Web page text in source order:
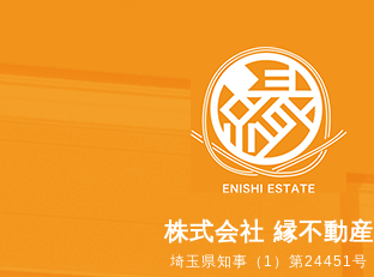
株式会社 縁不動産
埼玉県知事（1）第24451号